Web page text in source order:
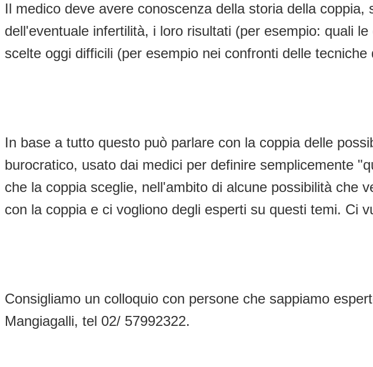
Il medico deve avere conoscenza della storia della
dell'eventuale infertilità, i loro risultati (per esempio: quali
scelte oggi difficili (per esempio nei confronti delle
In base a tutto questo può parlare con la coppia delle
burocratico, usato dai medici per definire semplicemente
che la coppia sceglie, nell'ambito di alcune possibilità che
con la coppia e ci vogliono degli esperti su questi temi. Ci
Consigliamo un colloquio con persone che sappiamo
Mangiagalli, tel 02/ 57992322.